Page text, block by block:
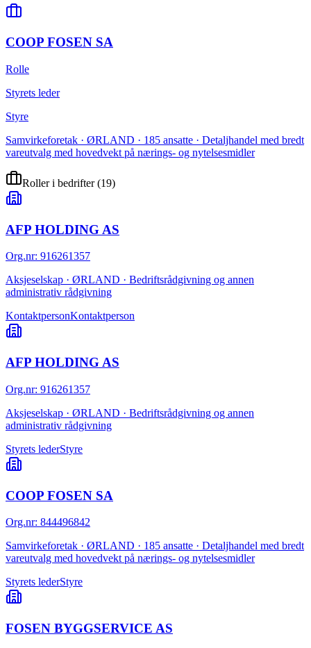
COOP FOSEN SA
Rolle
Styrets leder
Styre
Samvirkeforetak · ØRLAND · 185 ansatte · Detaljhandel med bredt
vareutvalg med hovedvekt på nærings- og nytelsesmidler
Roller i bedrifter(19)
AFP HOLDING AS
Org.nr: 916261357
Aksjeselskap · ØRLAND · Bedriftsrådgivning og annen
administrativ rådgivning
KontaktpersonKontaktperson
AFP HOLDING AS
Org.nr: 916261357
Aksjeselskap · ØRLAND · Bedriftsrådgivning og annen
administrativ rådgivning
Styrets lederStyre
COOP FOSEN SA
Org.nr: 844496842
Samvirkeforetak · ØRLAND · 185 ansatte · Detaljhandel med bredt
vareutvalg med hovedvekt på nærings- og nytelsesmidler
Styrets lederStyre
FOSEN BYGGSERVICE AS